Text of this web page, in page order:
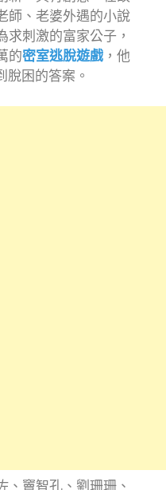
師、老婆外遇的小說
求刺激的富家公子，
的密室逃脫遊戲 ，他
脫困的答案。
、竇智孔、劉珊珊、